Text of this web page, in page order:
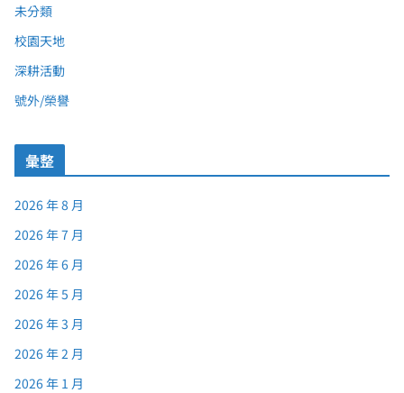
未分類
校園天地
深耕活動
號外/榮譽
彙整
2026 年 8 月
2026 年 7 月
2026 年 6 月
2026 年 5 月
2026 年 3 月
2026 年 2 月
2026 年 1 月